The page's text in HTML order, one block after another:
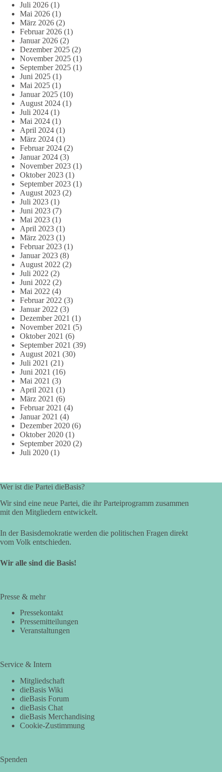
Juli 2026 (1)
Mai 2026 (1)
März 2026 (2)
Februar 2026 (1)
Januar 2026 (2)
Dezember 2025 (2)
November 2025 (1)
September 2025 (1)
Juni 2025 (1)
Mai 2025 (1)
Januar 2025 (10)
August 2024 (1)
Juli 2024 (1)
Mai 2024 (1)
April 2024 (1)
März 2024 (1)
Februar 2024 (2)
Januar 2024 (3)
November 2023 (1)
Oktober 2023 (1)
September 2023 (1)
August 2023 (2)
Juli 2023 (1)
Juni 2023 (7)
Mai 2023 (1)
April 2023 (1)
März 2023 (1)
Februar 2023 (1)
Januar 2023 (8)
August 2022 (2)
Juli 2022 (2)
Juni 2022 (2)
Mai 2022 (4)
Februar 2022 (3)
Januar 2022 (3)
Dezember 2021 (1)
November 2021 (5)
Oktober 2021 (6)
September 2021 (39)
August 2021 (30)
Juli 2021 (21)
Juni 2021 (16)
Mai 2021 (3)
April 2021 (1)
März 2021 (6)
Februar 2021 (4)
Januar 2021 (4)
Dezember 2020 (6)
Oktober 2020 (1)
September 2020 (2)
Juli 2020 (1)
Wer ist die Partei dieBasis?
Wir sind eine neue Partei, die ihr Parteiprogramm zusammen
mit den Mitgliedern entwickelt.
In der Basisdemokratie werden die politischen Fragen direkt
vom Volk entschieden.
Wir alle sind die Basis!
Presse & mehr
Pressekontakt
Pressemitteilungen
Veranstaltungen
Service & Intern
Mitgliedschaft
dieBasis Wiki
dieBasis Forum
dieBasis Chat
dieBasis Merchandising
Cookie-Zustimmung
Spenden